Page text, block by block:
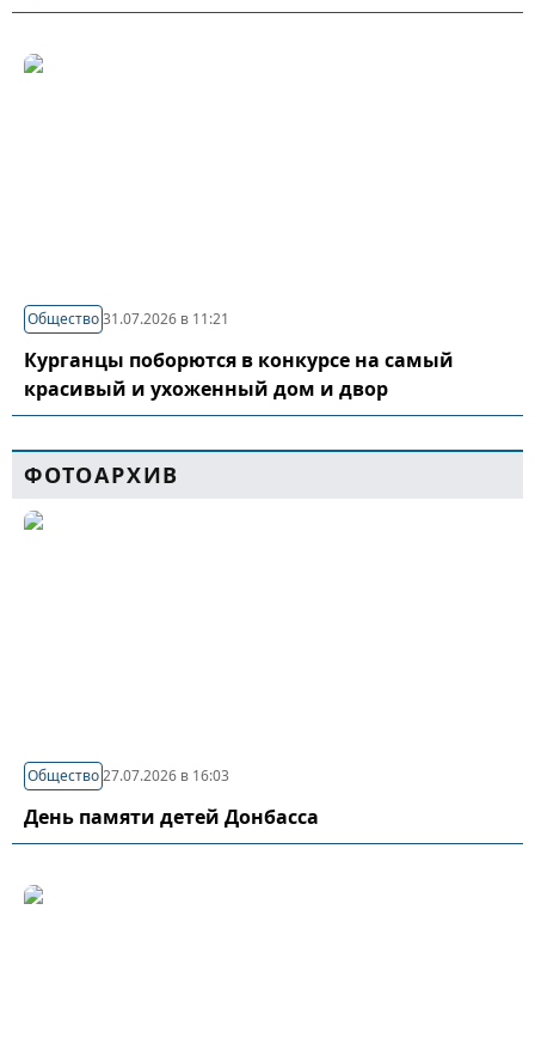
Общество31.07.2026 в 11:21
Курганцы поборются в конкурсе на самый
красивый и ухоженный дом и двор
ФОТОАРХИВ
Общество27.07.2026 в 16:03
День памяти детей Донбасса